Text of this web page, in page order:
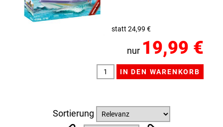
statt 24,99 €
nur 19,99 €
Sortierung